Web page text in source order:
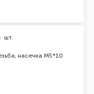
насечка М5*10
шт.